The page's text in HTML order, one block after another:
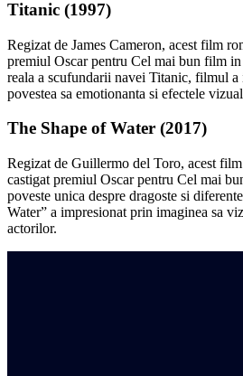
Titanic (1997)
Regizat de James Cameron, acest film
premiul Oscar pentru Cel mai bun film
reala a scufundarii navei Titanic, filmul
povestea sa emotionanta si efectele
The Shape of Water (2017)
Regizat de Guillermo del Toro, acest
castigat premiul Oscar pentru Cel mai
poveste unica despre dragoste si
Water” a impresionat prin imaginea sa
actorilor.